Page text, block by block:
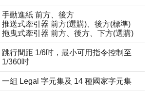
手動進紙 前方、後方
推送式牽引器 前方(選購)、後方(標準)
拖曳式牽引器 前方、後方、下方(選購)
跳行間距 1/6吋，最小可用指令控制至
1/360吋
一組 Legal 字元集及 14 種國家字元集